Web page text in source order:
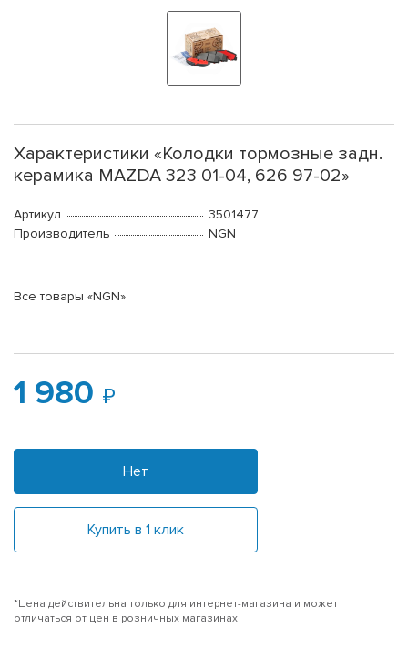
Характеристики «Колодки тормозные задн.
керамика MAZDA 323 01-04, 626 97-02»
Артикул
3501477
Производитель
NGN
Все товары «NGN»
1 980
Нет
Купить в 1 клик
*Цена действительна только для интернет-магазина и может
отличаться от цен в розничных магазинах